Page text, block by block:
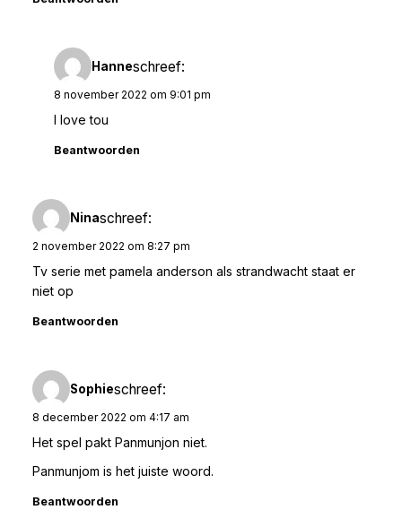
Hanneschreef:
8 november 2022 om 9:01 pm
I love tou
Beantwoorden
Ninaschreef:
2 november 2022 om 8:27 pm
Tv serie met pamela anderson als strandwacht staat er
niet op
Beantwoorden
Sophieschreef:
8 december 2022 om 4:17 am
Het spel pakt Panmunjon niet.
Panmunjom is het juiste woord.
Beantwoorden